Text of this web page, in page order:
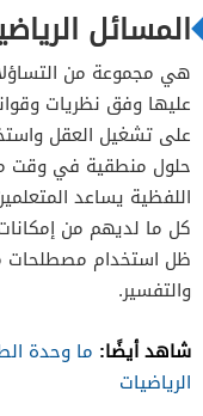
المسائل
هي مجموعة من
عليها وفق نظريات
على تشغيل العقل
حلول منطقية في وقت
اللفظية يساعد
كل ما لديهم من
ظل استخدام مصطلحات
والتفسير.
شاهد أيضًا: ما وحدة
الرياضيات